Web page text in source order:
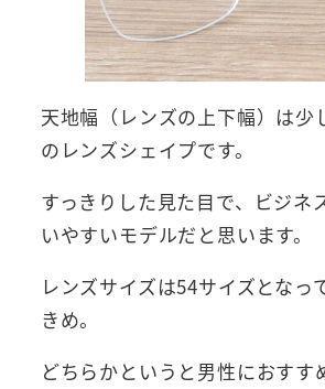
天地幅（レンズの上下幅）は少
のレンズシェイプです。
すっきりした見た目で、ビジネ
いやすいモデルだと思います。
レンズサイズは54サイズとなっ
きめ。
どちらかというと男性におすす